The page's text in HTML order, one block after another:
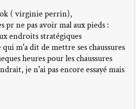
( virginie perrin),
pr ne pas avoir mal aux pieds :
endroits stratégiques
m'a dit de mettre ses chaussures
heures pour les chaussures
je n'ai pas encore essayé mais